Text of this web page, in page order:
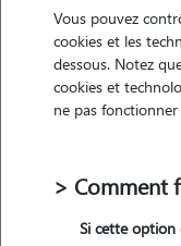
• 25 ans
Garde
Vous pouvez
cookies et les
dessous. Notez
cookies et
ne pas
> Comment
Si cette option